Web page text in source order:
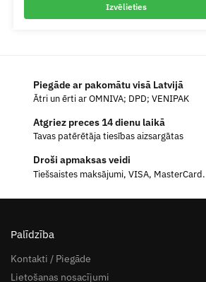
Izvēlieties
Piegāde ar pakomātu visā Latvijā
Ātri un ērti ar OMNIVA; DPD; VENIPAK
Atgriez preces 14 dienu laikā
Tavas patērētāja tiesības aizsargātas
Droši apmaksas veidi
Tiešsaistes maksājumi, VISA, MasterCard.
Palīdzība
Kontakti / Piegāde
Lietošanas nosacījumi